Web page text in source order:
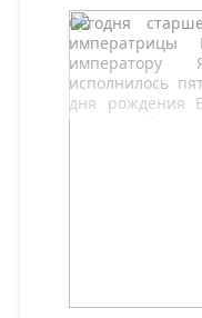
Сегодня
императору
исполнилось
дня рождения
пресс-